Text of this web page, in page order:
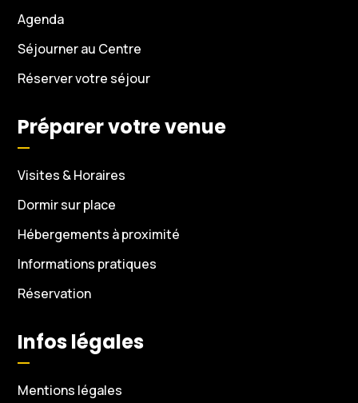
Agenda
Séjourner au Centre
Réserver votre séjour
Préparer votre venue
Visites & Horaires
Dormir sur place
Hébergements à proximité
Informations pratiques
Réservation
Infos légales
Mentions légales